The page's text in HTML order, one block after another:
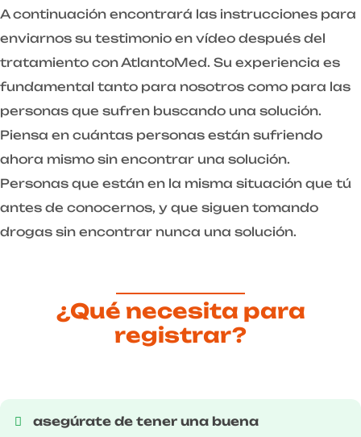
A continuación encontrará las instrucciones para
enviarnos su testimonio en vídeo después del
tratamiento con AtlantoMed. Su experiencia es
fundamental tanto para nosotros como para las
personas que sufren buscando una solución.
Piensa en cuántas personas están sufriendo
ahora mismo sin encontrar una solución.
Personas que están en la misma situación que tú
antes de conocernos, y que siguen tomando
drogas sin encontrar nunca una solución.
¿Qué necesita para
registrar?
asegúrate de tener una buena